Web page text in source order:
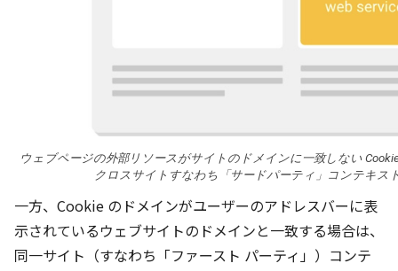
ウェブページの外部リソースがサイトのドメインに一致しない
クロスサイトすなわち「サードパーティ」 コンテキス
一方、Cookie のドメインがユーザーのアドレスバーに表
示されているウェブサイトのドメインと一致する場合は、
同一サイト（すなわち 「ファースト パーティ」）コンテ